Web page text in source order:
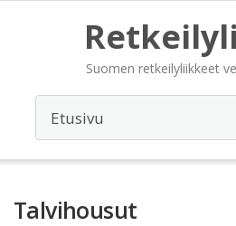
Suomen retkeilyliikkeet
Talvihousut